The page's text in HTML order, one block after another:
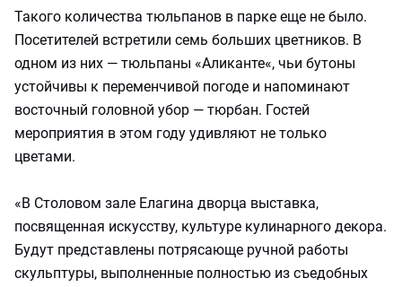
Такого количества тюльпанов в парке еще не было.
Посетителей встретили семь больших цветников. В
одном из них — тюльпаны «Аликанте«, чьи бутоны
устойчивы к переменчивой погоде и напоминают
восточный головной убор — тюрбан. Гостей
мероприятия в этом году удивляют не только
цветами.
«В Столовом зале Елагина дворца выставка,
посвященная искусству, культуре кулинарного декора.
Будут представлены потрясающе ручной работы
скульптуры, выполненные полностью из съедобных